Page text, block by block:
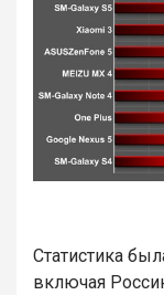
Статистика
включая